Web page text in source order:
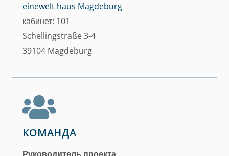
einewelt haus Magdeburg
кабинет: 101
Schellingstraße 3-4
39104 Magdeburg
КОМАНДА